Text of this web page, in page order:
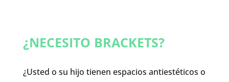
¿NECESITO BRACKETS?
¿Usted o su hijo tienen espacios antiestéticos o